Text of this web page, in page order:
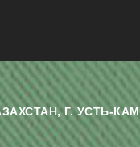
Г. УСТЬ-